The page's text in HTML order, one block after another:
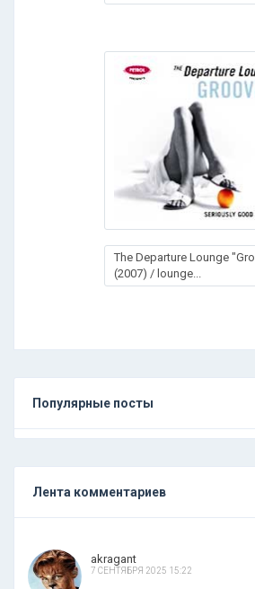
The Departure Lounge
(2007) / lounge...
Популярные посты
Лента комментариев
akragant
7 СЕНТЯБРЯ 2025 15:22